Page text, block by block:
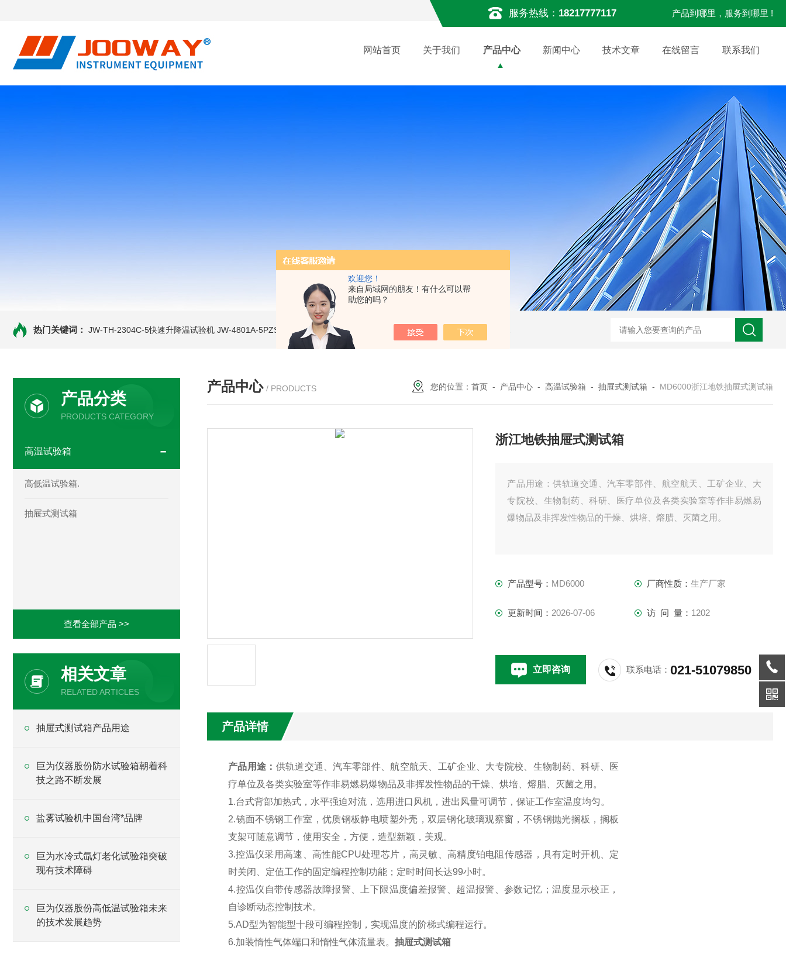
欢迎您！
来自局域网的朋友！有什么可以帮
助您的吗？
服务热线： 18217777117 产品到哪里，服务到哪里 !
网站首页 关于我们 产品中心 新闻中心 技术文章 在线留言 联系我们
热门关键词： JW-TH-2304C-5快速升降温试验机 JW-4801A-5PZSH膨胀水壶全自动爆破试验台 JW-2204B-204低温试验箱 JW-5405A复合盐雾试验箱
产品分类
PRODUCTS CATEGORY
高温试验箱
高低温试验箱.
抽屉式测试箱
查看全部产品 >>
相关文章
RELATED ARTICLES
抽屉式测试箱产品用途
巨为仪器股份防水试验箱朝着科
技之路不断发展
盐雾试验机中国台湾*品牌
巨为水冷式氙灯老化试验箱突破
现有技术障碍
巨为仪器股份高低温试验箱未来
的技术发展趋势
产品中心 / PRODUCTS 您的位置： 首页 - 产品中心 - 高温试验箱 - 抽屉式测试箱 - MD6000浙江地铁抽屉式测试箱
浙江地铁抽屉式测试箱
产品用途：供轨道交通、汽车零部件、航空航天、工矿企业、大
专院校、生物制药、科研、医疗单位及各类实验室等作非易燃易
爆物品及非挥发性物品的干燥、烘培、熔腊、灭菌之用。
产品型号： MD6000 厂商性质： 生产厂家
更新时间： 2026-07-06 访 问 量： 1202
立即咨询 联系电话：021-51079850
产品详情
产品用途： 供轨道交通、汽车零部件、航空航天、工矿企业、大专院校、生物制药、科研、医
疗单位及各类实验室等作非易燃易爆物品及非挥发性物品的干燥、烘培、熔腊、灭菌之用。
1.台式背部加热式，水平强迫对流，选用进口风机，进出风量可调节，保证工作室温度均匀。
2.镜面不锈钢工作室，优质钢板静电喷塑外壳，双层钢化玻璃观察窗，不锈钢抛光搁板，搁板
支架可随意调节，使用安全，方便，造型新颖，美观。
3.控温仪采用高速、高性能CPU处理芯片，高灵敏、高精度铂电阻传感器，具有定时开机、定
时关闭、定值工作的固定编程控制功能；定时时间长达99小时。
4.控温仪自带传感器故障报警、上下限温度偏差报警、超温报警、参数记忆；温度显示校正，
自诊断动态控制技术。
5.AD型为智能型十段可编程控制，实现温度的阶梯式编程运行。
6.加装惰性气体端口和惰性气体流量表。抽屉式测试箱